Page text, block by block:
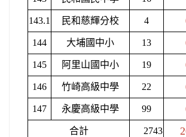
143.1 民和慈輝分校 4
144 大埔國中小 13
145 阿里山國中小 19
146 竹崎高級中學 22
147 永慶高級中學 99
合計 2743